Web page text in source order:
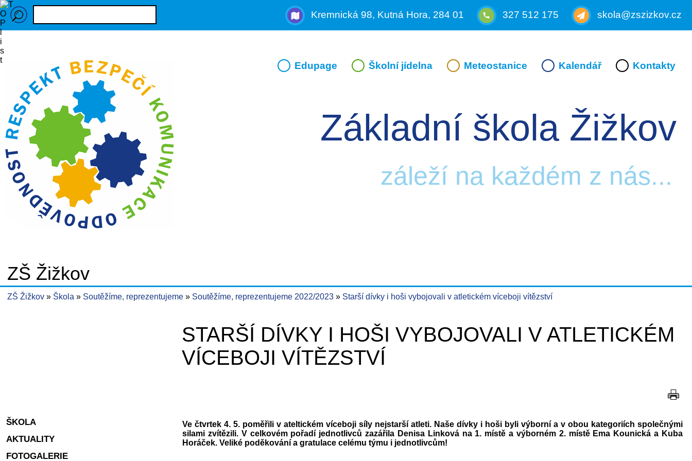
Kremnická 98, Kutná Hora, 284 01 327 512 175 skola@zszizkov.cz
Edupage Školní jídelna Meteostanice Kalendář Kontakty
Základní škola Žižkov
záleží na každém z nás...
ZŠ Žižkov
ZŠ Žižkov Škola Soutěžíme, reprezentujeme Soutěžíme, reprezentujeme 2022/2023 Starší dívky i hoši vybojovali v atletickém víceboji vítězství
STARŠÍ DÍVKY I HOŠI VYBOJOVALI V ATLETICKÉM
VÍCEBOJI VÍTĚZSTVÍ
Ve čtvrtek 4. 5. poměřili v ateltickém víceboji síly nejstarší atleti. Naše dívky i hoši byli výborní a v obou kategoriích společnými
silami zvítězili. V celkovém pořadí jednotlivců zazářila Denisa Linková na 1. místě a výborném 2. místě Ema Kounická a Kuba
Horáček. Veliké poděkování a gratulace celému týmu i jednotlivcům!
ŠKOLA
AKTUALITY
FOTOGALERIE